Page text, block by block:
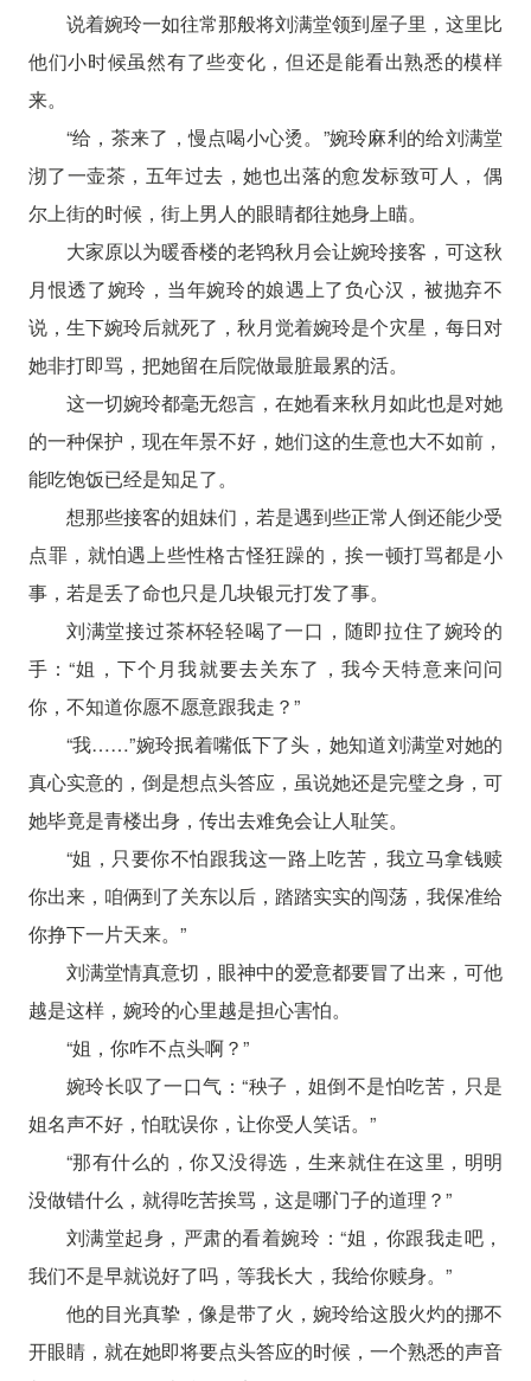
说着婉玲一如往常那般将刘满堂领到屋子里，这里比
他们小时候虽然有了些变化，但还是能看出熟悉的模样
来。
“给，茶来了，慢点喝小心烫。”婉玲麻利的给刘满堂
沏了一壶茶，五年过去，她也出落的愈发标致可人， 偶
尔上街的时候，街上男人的眼睛都往她身上瞄。
大家原以为暖香楼的老鸨秋月会让婉玲接客，可这秋
月恨透了婉玲，当年婉玲的娘遇上了负心汉，被抛弃不
说，生下婉玲后就死了，秋月觉着婉玲是个灾星，每日对
她非打即骂，把她留在后院做最脏最累的活。
这一切婉玲都毫无怨言，在她看来秋月如此也是对她
的一种保护，现在年景不好，她们这的生意也大不如前，
能吃饱饭已经是知足了。
想那些接客的姐妹们，若是遇到些正常人倒还能少受
点罪，就怕遇上些性格古怪狂躁的，挨一顿打骂都是小
事，若是丢了命也只是几块银元打发了事。
刘满堂接过茶杯轻轻喝了一口，随即拉住了婉玲的
手：“姐，下个月我就要去关东了，我今天特意来问问
你，不知道你愿不愿意跟我走？”
“我……”婉玲抿着嘴低下了头，她知道刘满堂对她的
真心实意的，倒是想点头答应，虽说她还是完璧之身，可
她毕竟是青楼出身，传出去难免会让人耻笑。
“姐，只要你不怕跟我这一路上吃苦，我立马拿钱赎
你出来，咱俩到了关东以后，踏踏实实的闯荡，我保准给
你挣下一片天来。”
刘满堂情真意切，眼神中的爱意都要冒了出来，可他
越是这样，婉玲的心里越是担心害怕。
“姐，你咋不点头啊？”
婉玲长叹了一口气：“秧子，姐倒不是怕吃苦，只是
姐名声不好，怕耽误你，让你受人笑话。”
“那有什么的，你又没得选，生来就住在这里，明明
没做错什么，就得吃苦挨骂，这是哪门子的道理？”
刘满堂起身，严肃的看着婉玲：“姐，你跟我走吧，
我们不是早就说好了吗，等我长大，我给你赎身。”
他的目光真挚，像是带了火，婉玲给这股火灼的挪不
开眼睛，就在她即将要点头答应的时候，一个熟悉的声音